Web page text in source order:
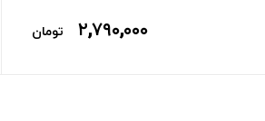
۲,۷۹۰,۰۰۰ تومان